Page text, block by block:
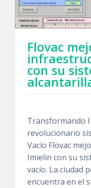
Flovac
con su
Transformando
revolucionario
Vacío Flovac
Imielin con su
vacío. La ciudad
encuentra en el